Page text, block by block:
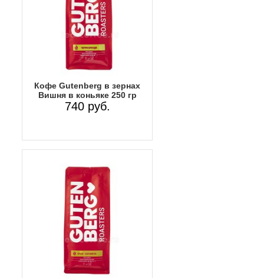
Кофе Gutenberg в зернах
Вишня в коньяке 250 гр
740 руб.